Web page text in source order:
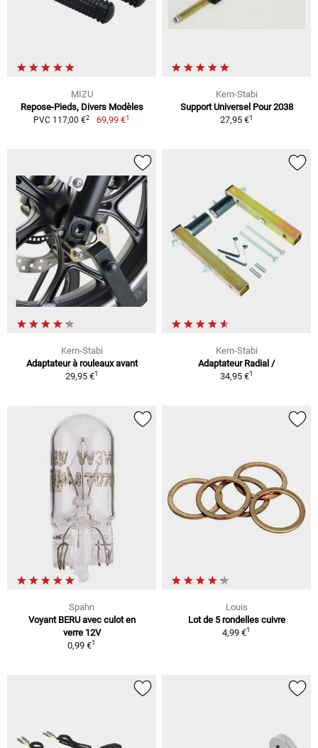
MIZU
Repose-Pieds, Divers Modèles
PVC 117,00 €2 69,99 €1
Kern-Stabi
Support Universel Pour 2038
27,95 €1
Kern-Stabi
Adaptateur à rouleaux avant
29,95 €1
Kern-Stabi
Adaptateur Radial /
34,95 €1
Spahn
Voyant BERU avec culot en
verre 12V
0,99 €1
Louis
Lot de 5 rondelles cuivre
4,99 €1